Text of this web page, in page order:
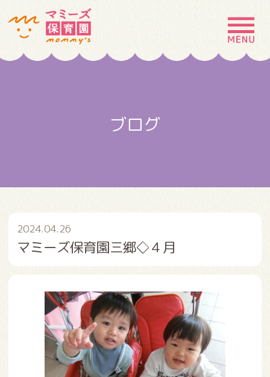
MENU
採用情報 お問い合わせ
ブログ
2024.04.26
マミーズ保育園三郷◇４月